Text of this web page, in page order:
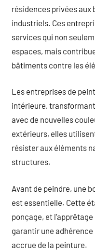
résidences privées
industriels. Ces
services qui non
espaces, mais
bâtiments contre les
Les entreprises de
intérieure,
avec de nouvelles
extérieurs, elles
résister aux éléments
structures.
Avant de peindre, une
est essentielle. Cette
ponçage, et
garantir une
accrue de la peinture.